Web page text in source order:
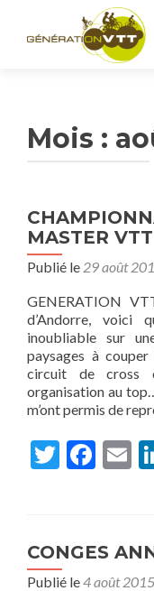
Mois :
MASTER
Publié le 29 août
GENERATION
d’Andorre, voici
inoubliable sur
paysages à
circuit de cross
organisation au
m’ont permis de
Twitter
CONGES
Publié le4 août 2015